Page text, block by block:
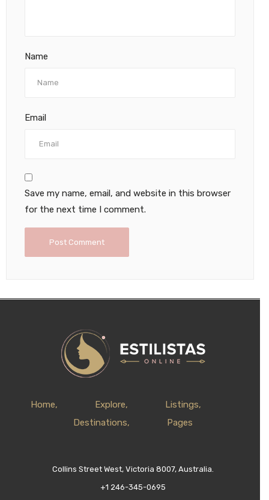
Name
Email
Save my name, email, and website in this browser
for the next time I comment.
Home Explore
Listings
Destinations
Pages
Collins Street West, Victoria 8007, Australia.
+1 246-345-0695